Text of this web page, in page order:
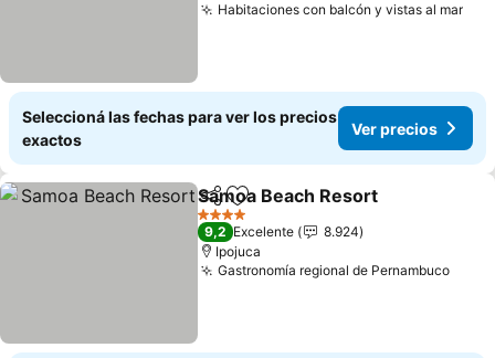
Habitaciones con balcón y vistas al mar
Seleccioná las fechas para ver los precios
exactos
Ver precios
CompartirAñadir a favoritos
Samoa Beach Resort
4 Estrellas
9,2 Excelente
8.924
Ipojuca
Gastronomía regional de Pernambuco